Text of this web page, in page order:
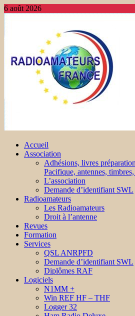
6 août 2026
Accueil
Association
Adhésions, livres
Pacifique, antennes,
L’association
Demande d’identifiant SWL
Radioamateurs
Les Radioamateurs
Droit à l’antenne
Revues
Formation
Services
QSL ANRPFD
Demande d’identifiant SWL
Diplômes RAF
Logiciels
N1MM +
Win REF HF – THF
Logger 32